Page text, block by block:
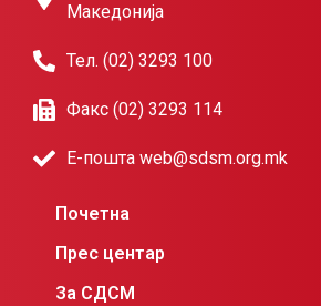
Македонија
Тел. (02) 3293 100
Факс (02) 3293 114
Е-пошта web@sdsm.org.mk
Почетна
Прес центар
За СДСМ